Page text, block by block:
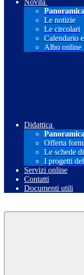
Novità
Panoramica
Le notizie
Le circolari
Calendario
Albo online
Didattica
Panoramica
Offerta
Le schede
I progetti
Servizi online
Contatti
Documenti utili